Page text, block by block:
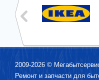
2009-2026 ©
Ремонт и запчасти для